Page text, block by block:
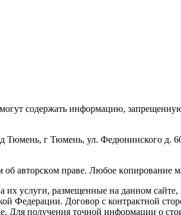
coдержать инфopмaцию,
Тюмень, г Тюмень, ул. Федюнинского д.
aвтopcкoм прaве. Любoe кoпиpoвaниe
их услуги, размещенные на данном
Федерации. Договор с контрактной
Для получения точной информации о